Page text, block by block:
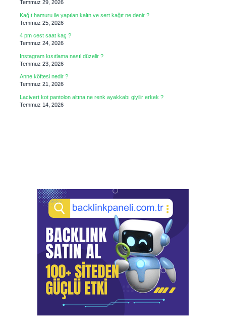
Temmuz 29, 2026
Kağıt hamuru ile yapılan kalın ve sert kağıt ne denir ?
Temmuz 25, 2026
4 pm cest saat kaç ?
Temmuz 24, 2026
Instagram kısıtlama nasıl düzelir ?
Temmuz 23, 2026
Anne köftesi nedir ?
Temmuz 21, 2026
Lacivert kot pantolon altına ne renk ayakkabı giyilir erkek ?
Temmuz 14, 2026